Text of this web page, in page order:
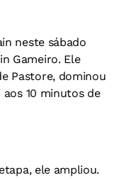
neste sábado
Gameiro. Ele
Pastore, dominou
10 minutos de
ele ampliou.